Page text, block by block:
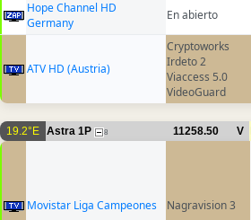
Hope Channel HD
Germany
En abierto
ATV HD (Austria)
Cryptoworks
Irdeto 2
Viaccess 5.0
VideoGuard
19.2°E Astra 1P 8 11258.50 V
Movistar Liga Campeones Nagravision 3